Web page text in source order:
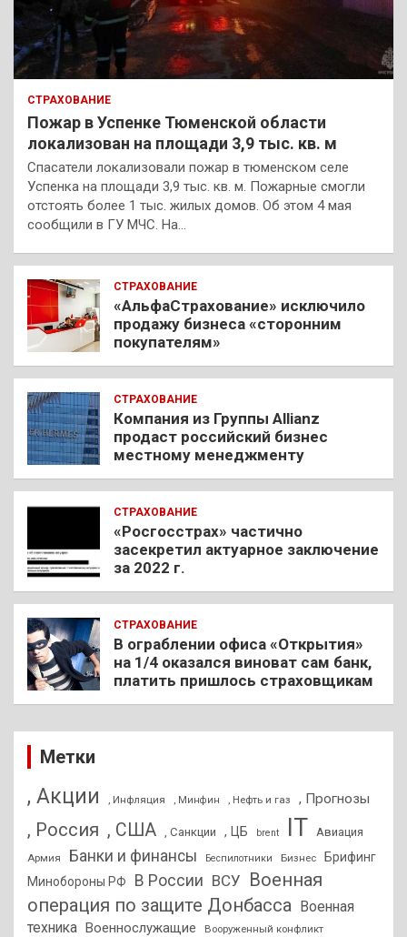
СТРАХОВАНИЕ
Пожар в Успенке Тюменской области
локализован на площади 3,9 тыс. кв. м
Спасатели локализовали пожар в тюменском селе
Успенка на площади 3,9 тыс. кв. м. Пожарные смогли
отстоять более 1 тыс. жилых домов. Об этом 4 мая
сообщили в ГУ МЧС. На…
СТРАХОВАНИЕ
«АльфаСтрахование» исключило
продажу бизнеса «сторонним
покупателям»
СТРАХОВАНИЕ
Компания из Группы Allianz
продаст российский бизнес
местному менеджменту
СТРАХОВАНИЕ
«Росгосстрах» частично
засекретил актуарное заключение
за 2022 г.
СТРАХОВАНИЕ
В ограблении офиса «Открытия»
на 1/4 оказался виноват сам банк,
платить пришлось страховщикам
Метки
, Акции , Инфляция , Минфин , Нефть и газ , Прогнозы
, Россия , США , Санкции , ЦБ brent IT Авиация
Армия Банки и финансы Беспилотники Бизнес
Брифинг
Минобороны РФ
В России ВСУ Военная
операция по защите Донбасса Военная
техника Военнослужащие Вооруженный конфликт